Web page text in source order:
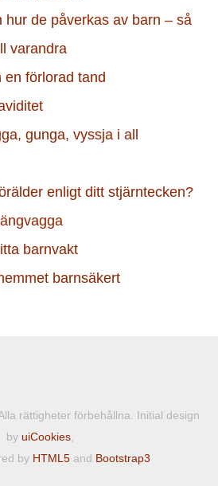
hur de påverkas av barn – så
varandra
en förlorad tand
gunga, vyssja i all
enligt ditt stjärntecken?
barnvakt
barnsäkert
rättigheter förbehållna. Initial design
by uiCookies,
by HTML5 and Bootstrap3